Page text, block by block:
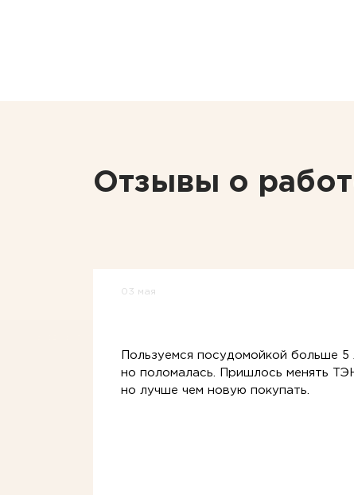
Отзывы о
03 мая
Пользуемся посудомойкой больше
но поломалась. Пришлось менять
но лучше чем новую покупать.